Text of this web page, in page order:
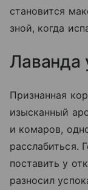
становится
зной, когда
Лаванда
Признанная
изысканный
и комаров,
расслабиться.
поставить у
разносил